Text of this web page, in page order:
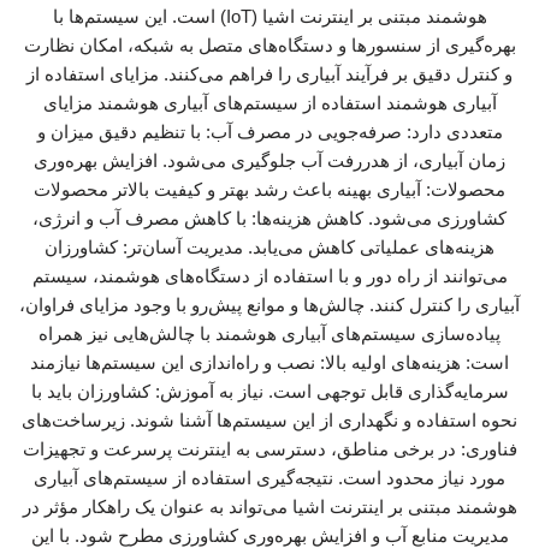
هوشمند مبتنی بر اینترنت اشیا (IoT) است. این سیستم‌ها با
بهره‌گیری از سنسورها و دستگاه‌های متصل به شبکه، امکان نظارت
و کنترل دقیق بر فرآیند آبیاری را فراهم می‌کنند. مزایای استفاده از
آبیاری هوشمند استفاده از سیستم‌های آبیاری هوشمند مزایای
متعددی دارد: صرفه‌جویی در مصرف آب: با تنظیم دقیق میزان و
زمان آبیاری، از هدررفت آب جلوگیری می‌شود. افزایش بهره‌وری
محصولات: آبیاری بهینه باعث رشد بهتر و کیفیت بالاتر محصولات
کشاورزی می‌شود. کاهش هزینه‌ها: با کاهش مصرف آب و انرژی،
هزینه‌های عملیاتی کاهش می‌یابد. مدیریت آسان‌تر: کشاورزان
می‌توانند از راه دور و با استفاده از دستگاه‌های هوشمند، سیستم
آبیاری را کنترل کنند. چالش‌ها و موانع پیش‌رو با وجود مزایای فراوان،
پیاده‌سازی سیستم‌های آبیاری هوشمند با چالش‌هایی نیز همراه
است: هزینه‌های اولیه بالا: نصب و راه‌اندازی این سیستم‌ها نیازمند
سرمایه‌گذاری قابل توجهی است. نیاز به آموزش: کشاورزان باید با
نحوه استفاده و نگهداری از این سیستم‌ها آشنا شوند. زیرساخت‌های
فناوری: در برخی مناطق، دسترسی به اینترنت پرسرعت و تجهیزات
مورد نیاز محدود است. نتیجه‌گیری استفاده از سیستم‌های آبیاری
هوشمند مبتنی بر اینترنت اشیا می‌تواند به عنوان یک راهکار مؤثر در
مدیریت منابع آب و افزایش بهره‌وری کشاورزی مطرح شود. با این